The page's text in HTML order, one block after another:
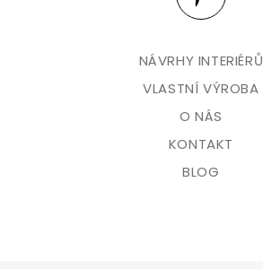
NÁVRHY INTERIÉRŮ
VLASTNÍ VÝROBA
O NÁS
KONTAKT
BLOG